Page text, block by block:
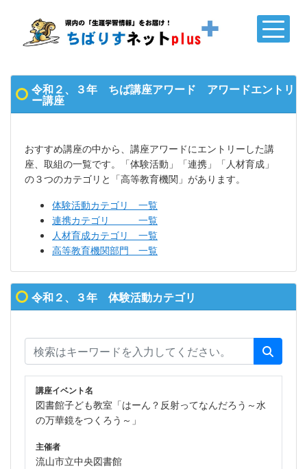
令和２、３年 ちば講座アワード アワードエントリ
ー講座
おすすめ講座の中から、講座アワードにエントリーした講
座、取組の一覧です。「体験活動」「連携」「人材育成」
の３つのカテゴリと 「高等教育機関」 があります。
体験活動カテゴリ 一覧
連携カテゴリ 一覧
人材育成カテゴリ 一覧
高等教育機関部門 一覧
令和２、３年 体験活動カテゴリ
講座イベント名
図書館子ども教室「はーん？反射ってなんだろう～水
の万華鏡をつくろう～」
主催者
流山市立中央図書館